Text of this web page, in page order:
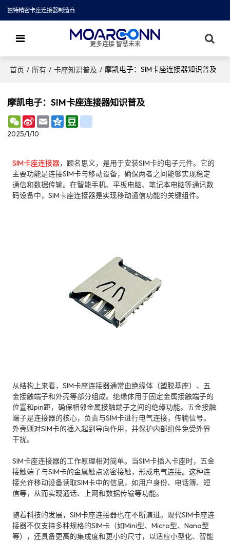
独特精密卡座连接器制造商
更多连接 智慧未来
首页 / 所有 / 卡座知识普及 / 摩凯电子：SIM卡座连接器知识普及
摩凯电子：SIM卡座连接器知识普及
WeChat
Sina
Weibo
EmailQzone
2025/1/10
SIM卡座连接器，顾名思义，是用于安装SIM卡的电子元件。它的
主要功能是连接SIM卡与移动设备，确保两者之间能够实现稳定
通信和数据传输。在智能手机、平板电脑、笔记本电脑等通讯数
码设备中，SIM卡座连接器是实现移动通信功能的关键组件。
从结构上来看，SIM卡座连接器通常由绝缘体（塑胶基座）、五
金接触端子和外壳等部分组成。绝缘体用于固定金属接触端子的
位置和pin距，确保相邻金属接触端子之间的绝缘功能。五金接触
端子是连接器的核心，负责与SIM卡进行电气连接，传输信号。
外壳则对SIM卡的插入起到导向作用，并保护内部组件免受外界
干扰。
SIM卡座连接器的工作原理相对简单。当SIM卡插入卡座时，五金
接触端子与SIM卡的金属触点紧密接触，形成电气连接。这种连
接允许移动设备读取SIM卡中的信息，如用户身份、电话簿、短
信等，从而实现通话、上网和数据传输等功能。
随着科技的发展，SIM卡座连接器也在不断演进。现代SIM卡座连
接器不仅支持多种规格的SIM卡（如Mini型、Micro型、Nano型
等），还具备更高的集成度和更小的尺寸，以适应小型化、智能